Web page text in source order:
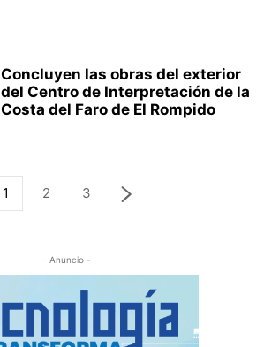
Concluyen las obras del exterior
del Centro de Interpretación de la
Costa del Faro de El Rompido
1 2 3
- Anuncio -